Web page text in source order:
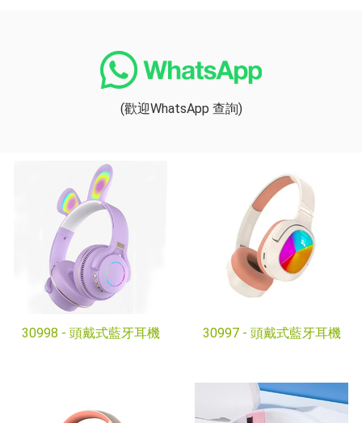
(歡迎WhatsApp 查詢)
30998 - 頭戴式藍牙耳機 30997 - 頭戴式藍牙耳機